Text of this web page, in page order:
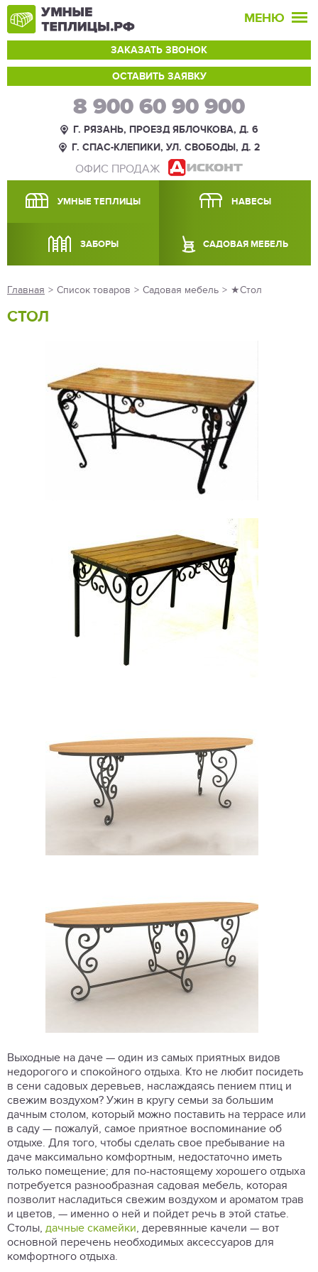
МЕНЮ
ЗАКАЗАТЬ ЗВОНОК
ОСТАВИТЬ ЗАЯВКУ
8 900 60 90 900
Г. РЯЗАНЬ, ПРОЕЗД ЯБЛОЧКОВА, Д. 6
Г. СПАС-КЛЕПИКИ, УЛ. СВОБОДЫ, Д. 2
ОФИС ПРОДАЖ
УМНЫЕ ТЕПЛИЦЫ НАВЕСЫ
ЗАБОРЫ САДОВАЯ МЕБЕЛЬ
Главная > Список товаров > Садовая мебель > ★Стол
СТОЛ
Выходные на даче — один из самых приятных видов
недорогого и спокойного отдыха. Кто не любит посидеть
в сени садовых деревьев, наслаждаясь пением птиц и
свежим воздухом? Ужин в кругу семьи за большим
дачным столом, который можно поставить на террасе или
в саду — пожалуй, самое приятное воспоминание об
отдыхе. Для того, чтобы сделать свое пребывание на
даче максимально комфортным, недостаточно иметь
только помещение; для по-настоящему хорошего отдыха
потребуется разнообразная садовая мебель, которая
позволит насладиться свежим воздухом и ароматом трав
и цветов, — именно о ней и пойдет речь в этой статье.
Столы, дачные скамейки, деревянные качели — вот
основной перечень необходимых аксессуаров для
комфортного отдыха.